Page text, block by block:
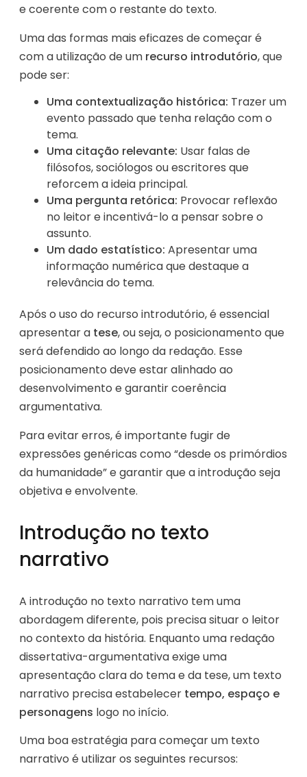
e coerente com o restante do texto.
Uma das formas mais eficazes de começar é
com a utilização de um recurso introdutório, que
pode ser:
Uma contextualização histórica: Trazer um
evento passado que tenha relação com o
tema.
Uma citação relevante: Usar falas de
filósofos, sociólogos ou escritores que
reforcem a ideia principal.
Uma pergunta retórica: Provocar reflexão
no leitor e incentivá-lo a pensar sobre o
assunto.
Um dado estatístico: Apresentar uma
informação numérica que destaque a
relevância do tema.
Após o uso do recurso introdutório, é essencial
apresentar a tese, ou seja, o posicionamento que
será defendido ao longo da redação. Esse
posicionamento deve estar alinhado ao
desenvolvimento e garantir coerência
argumentativa.
Para evitar erros, é importante fugir de
expressões genéricas como “desde os primórdios
da humanidade” e garantir que a introdução seja
objetiva e envolvente.
Introdução no texto
narrativo
A introdução no texto narrativo tem uma
abordagem diferente, pois precisa situar o leitor
no contexto da história. Enquanto uma redação
dissertativa-argumentativa exige uma
apresentação clara do tema e da tese, um texto
narrativo precisa estabelecer tempo, espaço e
personagens logo no início.
Uma boa estratégia para começar um texto
narrativo é utilizar os seguintes recursos: